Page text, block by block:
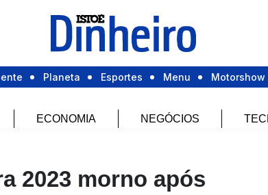
Planeta Esportes Menu Motorshow
ECONOMIA NEGÓCIOS
2023 morno após